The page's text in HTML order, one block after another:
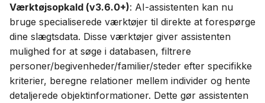
Værktøjsopkald (v3.6.0+): AI-assistenten kan nu
bruge specialiserede værktøjer til direkte at forespørge
dine slægtsdata. Disse værktøjer giver assistenten
mulighed for at søge i databasen, filtrere
personer/begivenheder/familier/steder efter specifikke
kriterier, beregne relationer mellem individer og hente
detaljerede objektinformationer. Dette gør assistenten